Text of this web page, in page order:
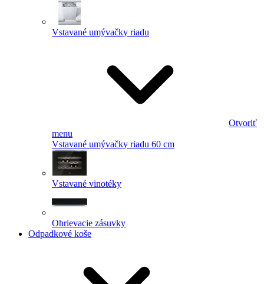
Vstavané umývačky riadu
Otvoriť
menu
Vstavané umývačky riadu 60 cm
Vstavané vinotéky
Ohrievacie zásuvky
Odpadkové koše